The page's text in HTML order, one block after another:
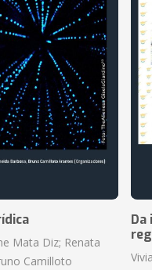
Mata Diz; Renata
Camilloto